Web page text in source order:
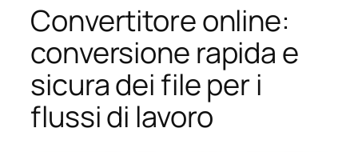
Convertitore online:
conversione rapida e
sicura dei file per i
flussi di lavoro